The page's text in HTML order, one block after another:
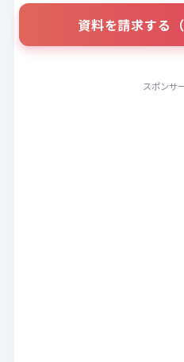
資料を請求する
スポンサ